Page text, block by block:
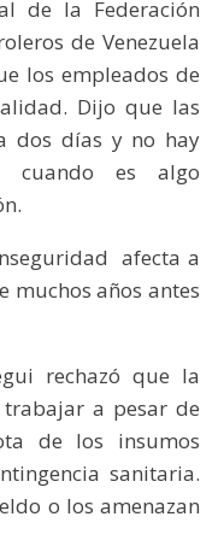
de la Federación
de Venezuela
los empleados de
Dijo que las
dos días y no hay
cuando es algo
afecta a
muchos años antes
rechazó que la
a pesar de
de los insumos
sanitaria.
o los amenazan